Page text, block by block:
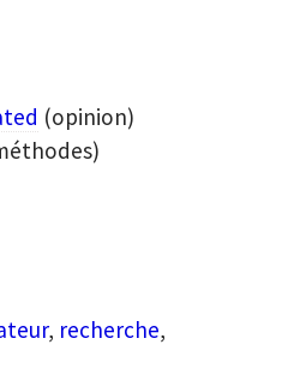
(opinion)
, recherche,